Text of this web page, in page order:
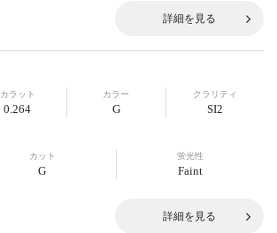
詳細を見る
カラット
0.264
カラー
G
クラリティ
SI2
カット
G
蛍光性
Faint
詳細を見る